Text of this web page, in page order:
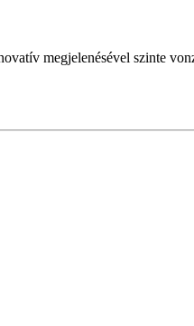
megjelenésével szinte